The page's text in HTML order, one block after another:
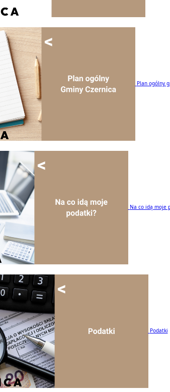
Plan ogólny
Na co idą moje
Podatki